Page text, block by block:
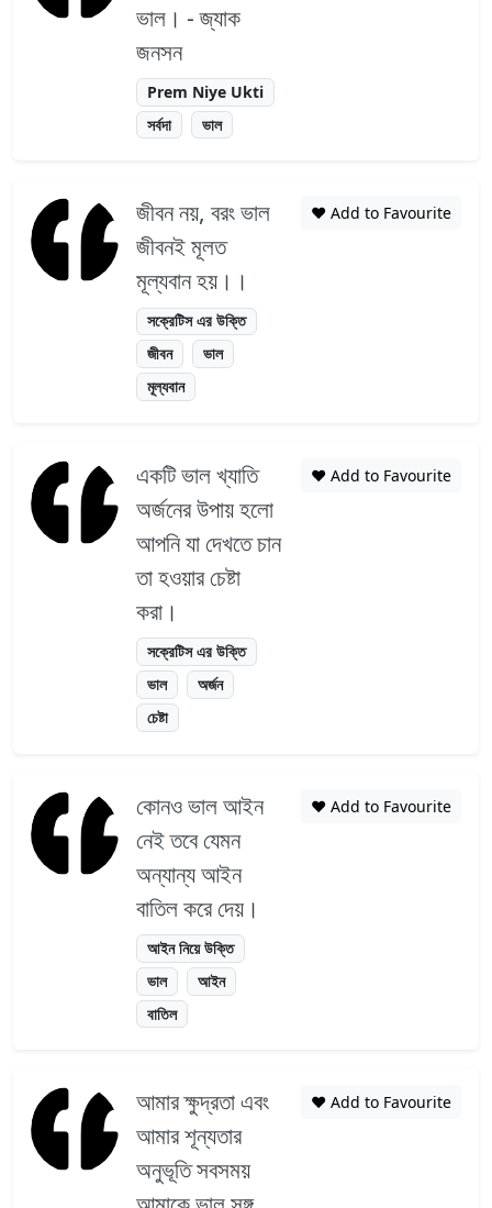
ভাল। - জ্যাক
জনসন
Prem Niye Ukti
সর্বদা
ভাল
জীবন নয়, বরং ভাল
জীবনই মূলত
মূল্যবান হয়।।
সক্রেটিস এর উক্তি
জীবন
ভাল
মূল্যবান
❤️ Add to Favourite
একটি ভাল খ্যাতি
অর্জনের উপায় হলো
আপনি যা দেখতে চান
তা হওয়ার চেষ্টা
করা।
সক্রেটিস এর উক্তি
ভাল
অর্জন
চেষ্টা
❤️ Add to Favourite
কোনও ভাল আইন
নেই তবে যেমন
অন্যান্য আইন
বাতিল করে দেয়।
আইন নিয়ে উক্তি
ভাল
আইন
বাতিল
❤️ Add to Favourite
আমার ক্ষুদ্রতা এবং
আমার শূন্যতার
অনুভূতি সবসময়
❤️ Add to Favourite